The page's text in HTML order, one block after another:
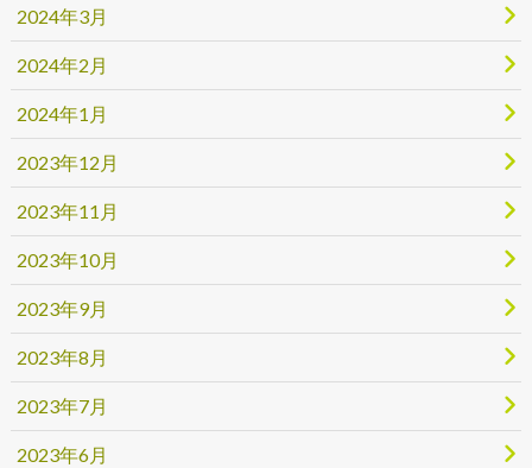
2024年3月
2024年2月
2024年1月
2023年12月
2023年11月
2023年10月
2023年9月
2023年8月
2023年7月
2023年6月